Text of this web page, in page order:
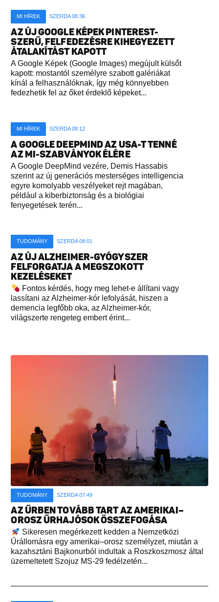
MI HÍREK SZERDA 08:36
AZ ÚJ GOOGLE KÉPEK PINTEREST-
SZERŰ, FELFEDEZÉSRE KIHEGYEZETT
ÁTALAKÍTÁST KAPOTT
A Google Képek (Google Images) megújult külsőt
kapott: mostantól személyre szabott galériákat
kínál a felhasználóknak, így még könnyebben
fedezhetik fel az őket érdeklő képeket...
MI HÍREK SZERDA 08:12
A GOOGLE DEEPMIND AZ USA-T TENNÉ
AZ MI-SZABVÁNYOK ÉLÉRE
A Google DeepMind vezére, Demis Hassabis
szerint az új generációs mesterséges intelligencia
egyre komolyabb veszélyeket rejt magában,
például a kiberbiztonság és a biológiai
fenyegetések terén...
TUDOMÁNY SZERDA 08:01
AZ ÚJ ALZHEIMER-GYÓGYSZER
FELFORGATJA A MEGSZOKOTT
KEZELÉSEKET
Fontos kérdés, hogy meg lehet-e állítani vagy
lassítani az Alzheimer-kór lefolyását, hiszen a
demencia legfőbb oka, az Alzheimer-kór,
világszerte rengeteg embert érint...
TUDOMÁNY SZERDA 07:49
AZ ŰRBEN TOVÁBB TART AZ AMERIKAI–
OROSZ ŰRHAJÓSOK ÖSSZEFOGÁSA
Sikeresen megérkezett kedden a Nemzetközi
Űrállomásra egy amerikai–orosz személyzet, miután a
kazahsztáni Bajkonurból indultak a Roszkoszmosz által
üzemeltetett Szojuz MS-29 fedélzetén...